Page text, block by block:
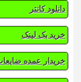
دانلود کانتر
خرید بک لینک
خریدار عمده